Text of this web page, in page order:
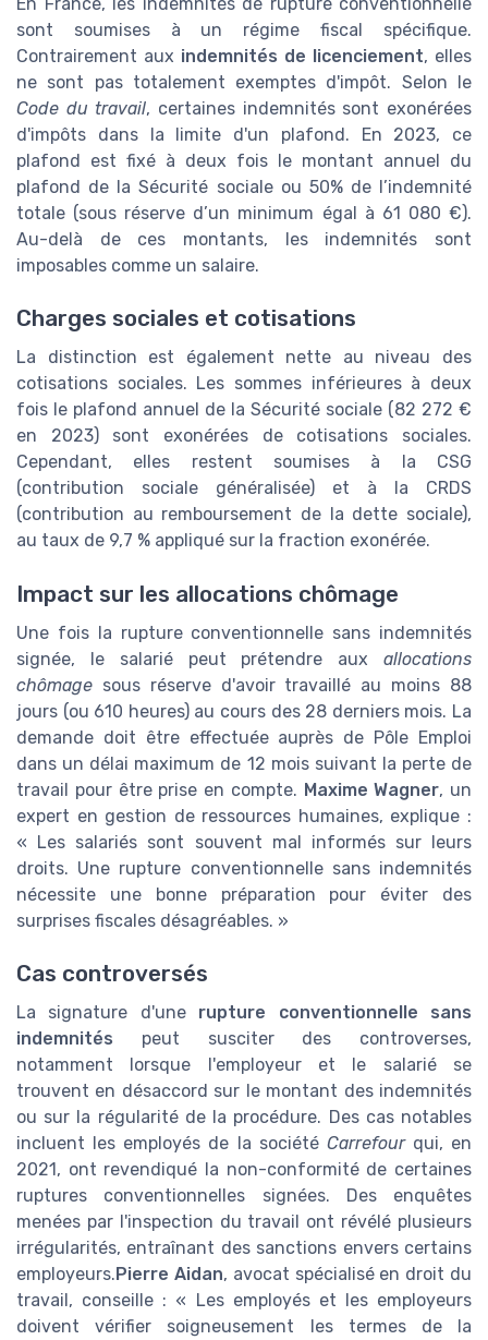
sont soumises à un régime fiscal spécifique.
Contrairement aux indemnités de licenciement, elles
ne sont pas totalement exemptes d'impôt. Selon le
Code du travail, certaines indemnités sont exonérées
d'impôts dans la limite d'un plafond. En 2023, ce
plafond est fixé à deux fois le montant annuel du
plafond de la Sécurité sociale ou 50% de l’indemnité
totale (sous réserve d’un minimum égal à 61 080 €).
Au-delà de ces montants, les indemnités sont
imposables comme un salaire.
Charges sociales et cotisations
La distinction est également nette au niveau des
cotisations sociales. Les sommes inférieures à deux
fois le plafond annuel de la Sécurité sociale (82 272 €
en 2023) sont exonérées de cotisations sociales.
Cependant, elles restent soumises à la CSG
(contribution sociale généralisée) et à la CRDS
(contribution au remboursement de la dette sociale),
au taux de 9,7 % appliqué sur la fraction exonérée.
Impact sur les allocations chômage
Une fois la rupture conventionnelle sans indemnités
signée, le salarié peut prétendre aux allocations
chômage sous réserve d'avoir travaillé au moins 88
jours (ou 610 heures) au cours des 28 derniers mois. La
demande doit être effectuée auprès de Pôle Emploi
dans un délai maximum de 12 mois suivant la perte de
travail pour être prise en compte. Maxime Wagner, un
expert en gestion de ressources humaines, explique :
« Les salariés sont souvent mal informés sur leurs
droits. Une rupture conventionnelle sans indemnités
nécessite une bonne préparation pour éviter des
surprises fiscales désagréables. »
Cas controversés
La signature d'une rupture conventionnelle sans
indemnités peut susciter des controverses,
notamment lorsque l'employeur et le salarié se
trouvent en désaccord sur le montant des indemnités
ou sur la régularité de la procédure. Des cas notables
incluent les employés de la société Carrefourqui, en
2021, ont revendiqué la non-conformité de certaines
ruptures conventionnelles signées. Des enquêtes
menées par l'inspection du travail ont révélé plusieurs
irrégularités, entraînant des sanctions envers certains
employeurs.Pierre Aidan, avocat spécialisé en droit du
travail, conseille : « Les employés et les employeurs
doivent vérifier soigneusement les termes de la